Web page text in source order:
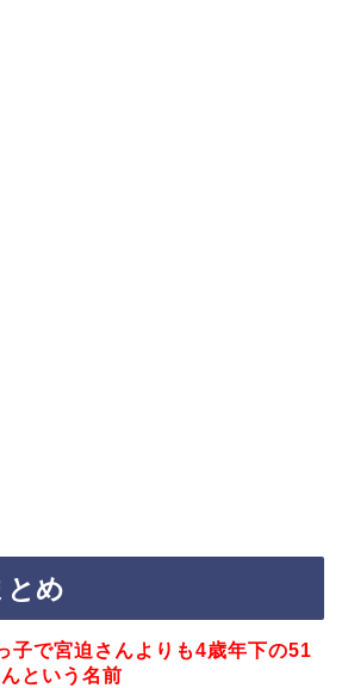
とめ
子で宮迫さんよりも4歳年下の51
という名前